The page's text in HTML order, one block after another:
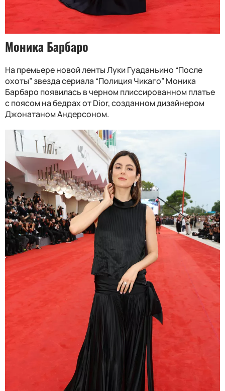
Моника Барбаро
На премьере новой ленты Луки Гуаданьино “После
охоты” звезда сериала “Полиция Чикаго” Моника
Барбаро появилась в черном плиссированном платье
с поясом на бедрах от Dior, созданном дизайнером
Джонатаном Андерсоном.